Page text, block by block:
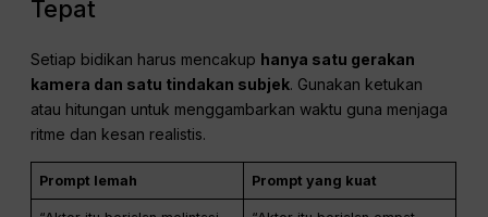
sedikit dari belakang
Beberapa contoh instruksi gerakan kamera yang baik:
Kamera genggam